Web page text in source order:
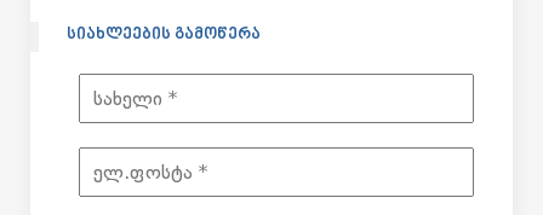
ᲡᲘᲐᲮᲚᲔᲔᲑᲘᲡ ᲒᲐᲛᲝᲬᲔᲠᲐ